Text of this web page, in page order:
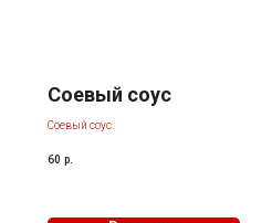
Соевый соус
Соевый соус.
60 р.